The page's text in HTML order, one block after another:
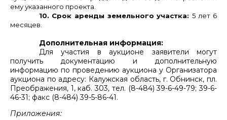
ему указанного проекта.
10. Срок аренды земельного участка: 5 лет 6
месяцев.
Дополнительная информация:
Для участия в аукционе заявители могут
получить документацию и дополнительную
информацию по проведению аукциона у Организатора
аукциона по адресу: Калужская область, г. Обнинск, пл.
Преображения, 1, каб. 303, тел. (8-484) 39-6-49-79; 39-6-
46-31; факс (8-484) 39-5-86-41.
Приложения: